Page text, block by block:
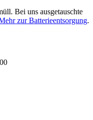
Bei uns ausgetauschte
zur Batterieentsorgung.